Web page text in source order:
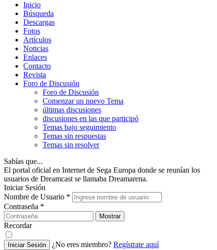
Inicio
Búsqueda
Descargas
Fotos
Artículos
Noticias
Enlaces
Contacto
Revista
Foro de Discusión
Foro de Discusión
Comenzar un nuevo Tema
últimas discusiones
discusiones en las que participó
Temas bajo seguimiento
Temas sin respuestas
Temas sin resolver
Sabías que...
El portal oficial en Internet de Sega Europa donde se reunían los
usuarios de Dreamcast se llamaba Dreamarena.
Iniciar Sesión
Nombre de Usuario *
Contraseña *
Mostrar
Recordar
Iniciar Sesión ¿No eres miembro? Regístrate aquí